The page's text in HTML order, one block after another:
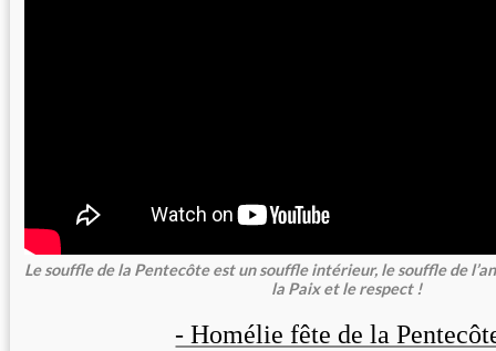
Le souffle de la Pentecôte est un souffle intérieur, le souffle de
la Paix et le respect !
- Homélie fête de la